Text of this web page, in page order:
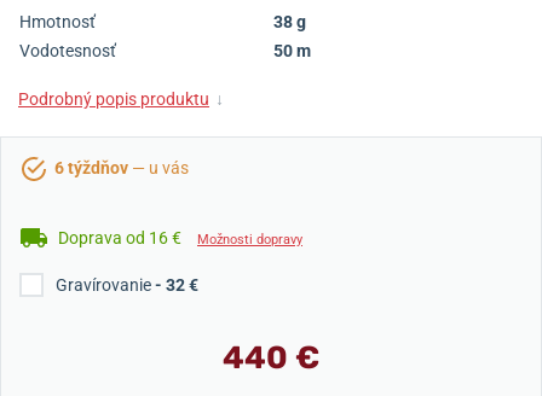
Hmotnosť
38 g
Vodotesnosť
50 m
Podrobný popis produktu ↓
6 týždňov — u vás
Doprava od 16 € Možnosti dopravy
Gravírovanie- 32 €
440 €